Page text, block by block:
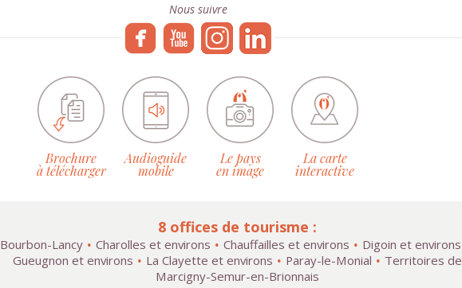
Nous suivre
Brochure
à télécharger
Audioguide
mobile
Le pays
en image
La carte
interactive
8 offices de tourisme :
Bourbon-Lancy Charolles et environs Chauffailles et environs
Digoin et environs
Gueugnon et environs
La Clayette et environs Paray-le-Monial
Territoires de
Marcigny-Semur-en-Brionnais